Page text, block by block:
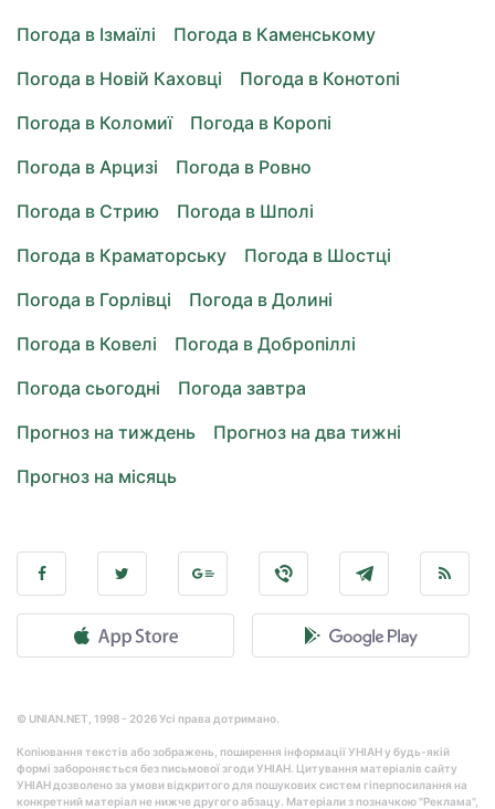
Погода в Ізмаїлі
Погода в Каменському
Погода в Новій Каховці
Погода в Конотопі
Погода в Коломиї
Погода в Коропі
Погода в Арцизі
Погода в Ровно
Погода в Стрию
Погода в Шполі
Погода в Краматорську
Погода в Шостці
Погода в Горлівці
Погода в Долині
Погода в Ковелі
Погода в Добропіллі
Погода сьогодні
Погода завтра
Прогноз на тиждень
Прогноз на два тижні
Прогноз на місяць
© UNIAN.NET, 1998 - 2026 Усі права дотримано.
Копіювання текстів або зображень, поширення інформації УНІАН у будь-якій
формі забороняється без письмової згоди УНІАН. Цитування матеріалів сайту
УНІАН дозволено за умови відкритого для пошукових систем гіперпосилання на
конкретний матеріал не нижче другого абзацу. Матеріали з позначкою "Реклама",